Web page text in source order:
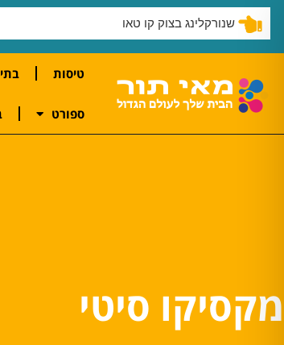
שנורקלינג בצוק קו טאו
טיסות
ספורט
מקסיקו סיטי